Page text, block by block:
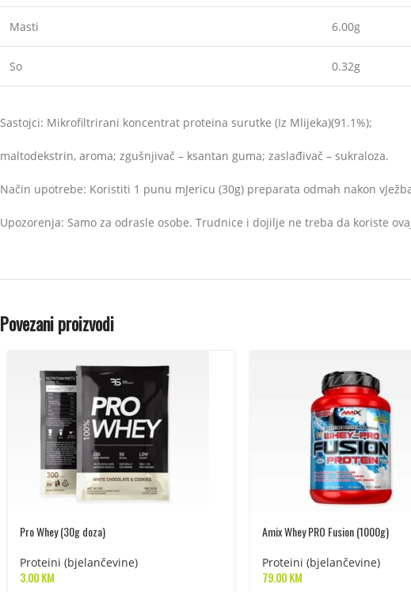
Masti 6.00g
So 0.32g
Sastojci: Mikrofiltrirani koncentrat proteina surutke (Iz Mlijeka)(91.1%);
maltodekstrin, aroma; zgušnjivač – ksantan guma; zaslađivač – sukraloza.
Način upotrebe: Koristiti 1 punu mJericu (30g) preparata odmah nakon
Upozorenja: Samo za odrasle osobe. Trudnice i dojilje ne treba da koriste
Povezani proizvodi
Pro Whey (30g doza)
Proteini (bjelančevine)
3.00KM
Amix Whey PRO Fusion (1000g)
Proteini (bjelančevine)
79.00KM